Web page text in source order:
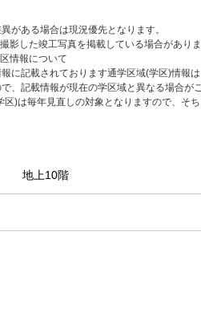
がある場合は現況優先となります。
影した竣工写真を掲載している場合があり
情報について
に記載されております通学区域(学区)情報
、記載情報が現在の学区域と異なる場合
区)は毎年見直しの対象となりますので、そ
地上10階